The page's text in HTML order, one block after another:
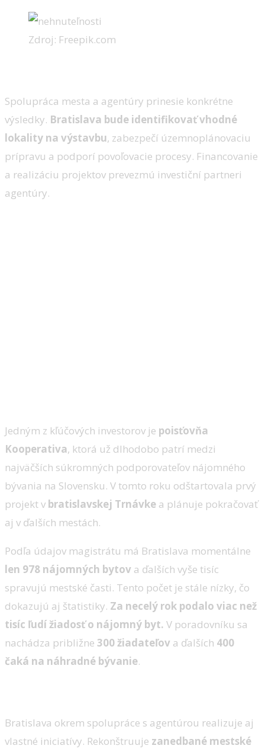
Zdroj: Freepik.com
Spolupráca mesta a agentúry prinesie konkrétne
výsledky. Bratislava bude identifikovať vhodné
lokality na výstavbu, zabezpečí územnoplánovaciu
prípravu a podporí povoľovacie procesy. Financovanie
a realizáciu projektov prevezmú investiční partneri
agentúry.
Jedným z kľúčových investorov je poisťovňa
Kooperativa, ktorá už dlhodobo patrí medzi
najväčších súkromných podporovateľov nájomného
bývania na Slovensku. V tomto roku odštartovala prvý
projekt v bratislavskej Trnávke a plánuje pokračovať
aj v ďalších mestách.
Podľa údajov magistrátu má Bratislava momentálne
len 978 nájomných bytov a ďalších vyše tisíc
spravujú mestské časti. Tento počet je stále nízky, čo
dokazujú aj štatistiky. Za necelý rok podalo viac než
tisíc ľudí žiadosť o nájomný byt. V poradovníku sa
nachádza približne 300 žiadateľov a ďalších 400
čaká na náhradné bývanie.
Bratislava okrem spolupráce s agentúrou realizuje aj
vlastné iniciatívy. Rekonštruuje zanedbané mestské